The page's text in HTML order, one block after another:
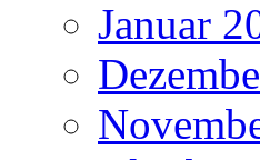
Januar